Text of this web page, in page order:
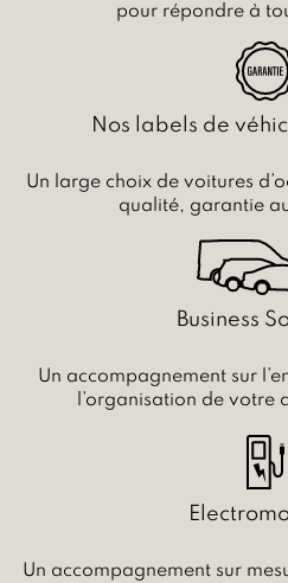
pour répondre à
Nos labels de
Un large choix de voitures
qualité, garantie
Business
Un accompagnement sur
l’organisation de votre
Un accompagnement sur